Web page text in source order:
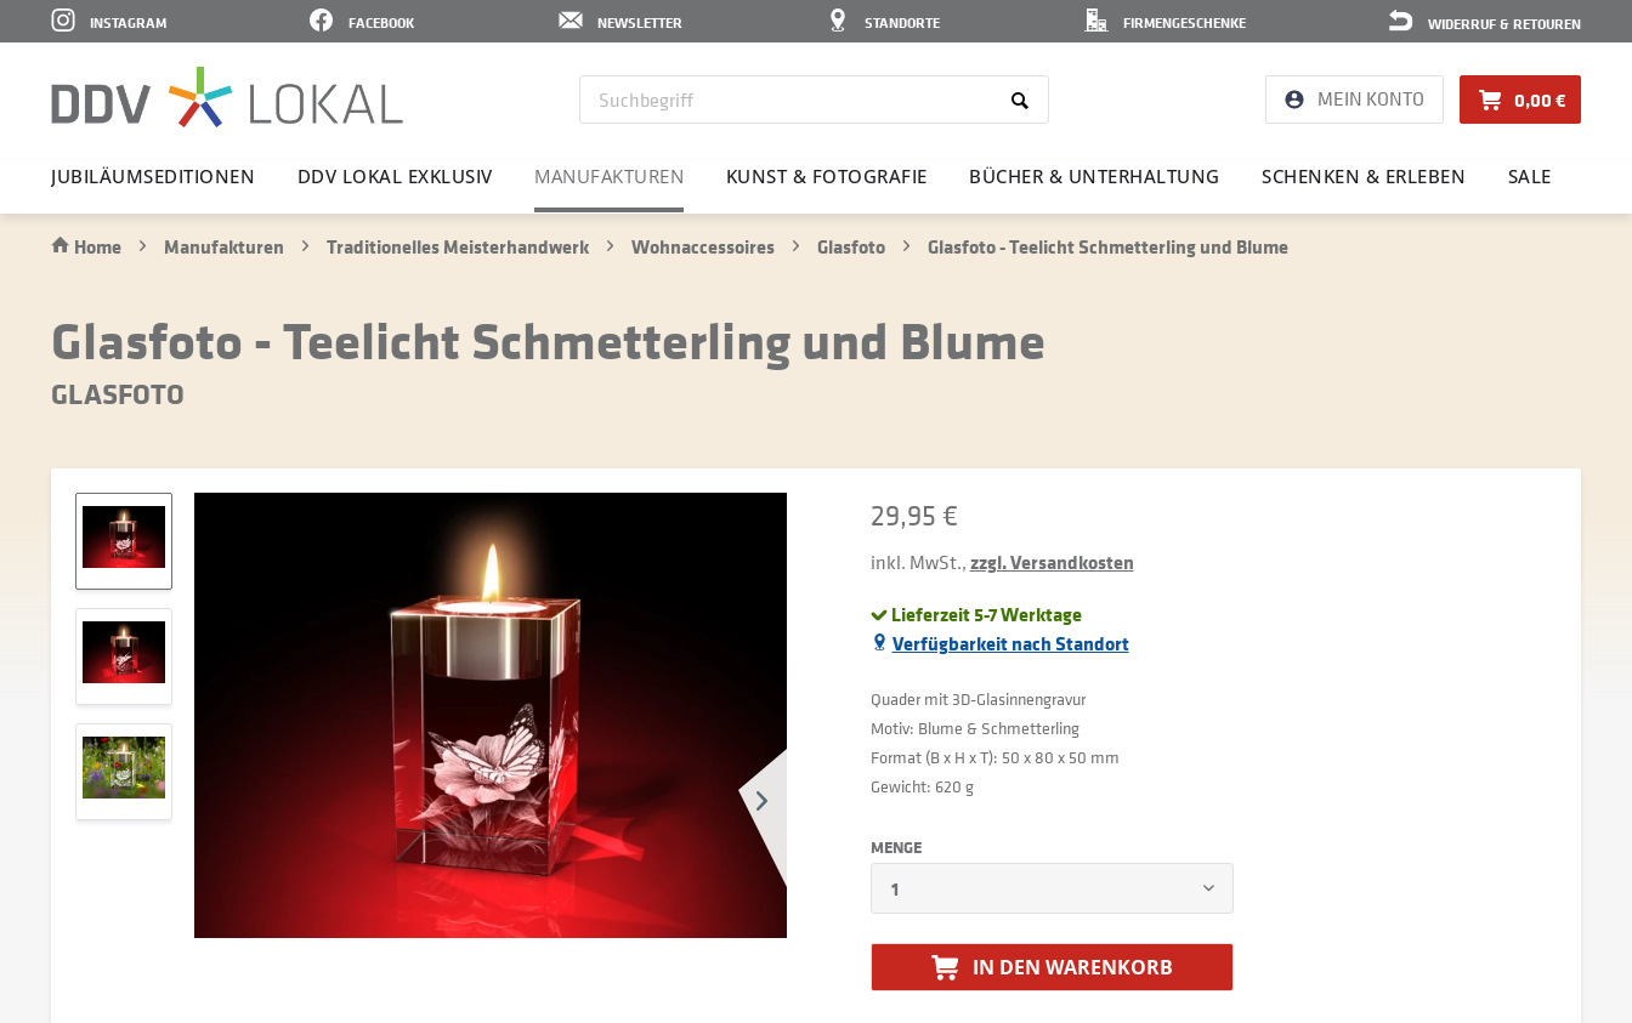
WIDERRUF & RETOUREN
FIRMENGESCHENKE
STANDORTE
NEWSLETTER
FACEBOOK
INSTAGRAM
MEIN KONTO 0,00 €
JUBI­LÄ­UMS­E­DI­TIONEN DDV LOKAL EXKLUSIV MANU­FAK­TUREN KUNST & FOTO­GRAFIE BÜCHER & UNTER­HAL­TUNG SCHENKEN & ERLEBEN SALE
Home Manufakturen Traditionelles Meisterhandwerk Wohnaccessoires Glasfoto Glasfoto - Teelicht Schmetterling und Blume
Glasfoto - Teelicht Schmetterling und Blume
GLASFOTO
29,95 €
inkl. MwSt.,zzgl. Versandkosten
Lieferzeit 5-7 Werktage
Verfügbarkeit nach Standort
Quader mit 3D-Glasinnengravur
Motiv: Blume & Schmetterling
Format (B x H x T): 50 x 80 x 50 mm
Gewicht: 620 g
MENGE
IN DEN WARENKORB